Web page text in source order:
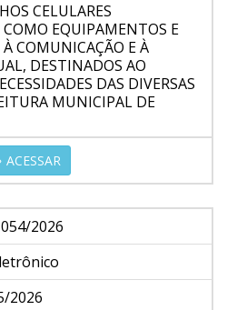
CELULARES
EQUIPAMENTOS E
COMUNICAÇÃO E À
DESTINADOS AO
DAS DIVERSAS
MUNICIPAL DE
ACESSAR
054/2026
2026